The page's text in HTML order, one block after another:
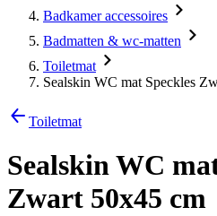
Badkamer accessoires
Badmatten & wc-matten
Toiletmat
Sealskin WC mat Speckles
Toiletmat
Sealskin WC
Zwart 50x45 cm